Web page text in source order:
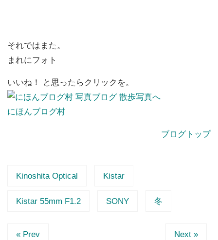
それではまた。
まれにフォト
いいね！ と思ったらクリックを。
にほんブログ村
ブログトップ
Kinoshita Optical Kistar
Kistar 55mm F1.2 SONY 冬
« Prev Next »